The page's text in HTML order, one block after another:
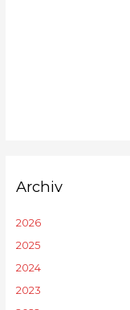
Archiv
2026
2025
2024
2023